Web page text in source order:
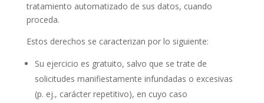
tratamiento automatizado de sus datos, cuando
proceda.
Estos derechos se caracterizan por lo siguiente:
Su ejercicio es gratuito, salvo que se trate de
solicitudes manifiestamente infundadas o excesivas
(p. ej., carácter repetitivo), en cuyo caso